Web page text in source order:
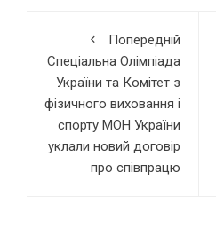
Попередній
Спеціальна Олімпіада
України та Комітет з
фізичного виховання і
спорту МОН України
уклали новий договір
про співпрацю